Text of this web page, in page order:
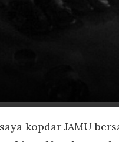
kopdar JAMU